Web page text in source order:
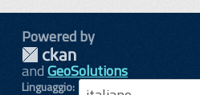
Powered by
andGeoSolutions
Linguaggio